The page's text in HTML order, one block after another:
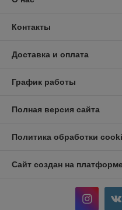
Контакты
Доставка и оплата
График работы
Полная версия сайта
Политика обработки
Сайт создан на